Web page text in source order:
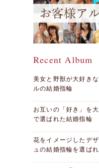
Recent Album
美女と野獣が大好き
ルの結婚指輪
お互いの「好き」を
で選ばれた結婚指輪
花をイメージしたデ
ュの結婚指輪を選ば